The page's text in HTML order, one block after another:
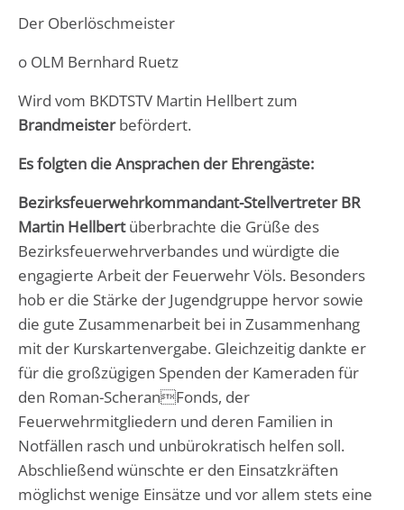
Der Oberlöschmeister
o OLM Bernhard Ruetz
Wird vom BKDTSTV Martin Hellbert zum
Brandmeisterbefördert.
Es folgten die Ansprachen der Ehrengäste:
Bezirksfeuerwehrkommandant-Stellvertreter BR
Martin Hellbertüberbrachte die Grüße des
Bezirksfeuerwehrverbandes und würdigte die
engagierte Arbeit der Feuerwehr Völs. Besonders
hob er die Stärke der Jugendgruppe hervor sowie
die gute Zusammenarbeit bei in Zusammenhang
mit der Kurskartenvergabe. Gleichzeitig dankte er
für die großzügigen Spenden der Kameraden für
den Roman-ScheranFonds, der
Feuerwehrmitgliedern und deren Familien in
Notfällen rasch und unbürokratisch helfen soll.
Abschließend wünschte er den Einsatzkräften
möglichst wenige Einsätze und vor allem stets eine